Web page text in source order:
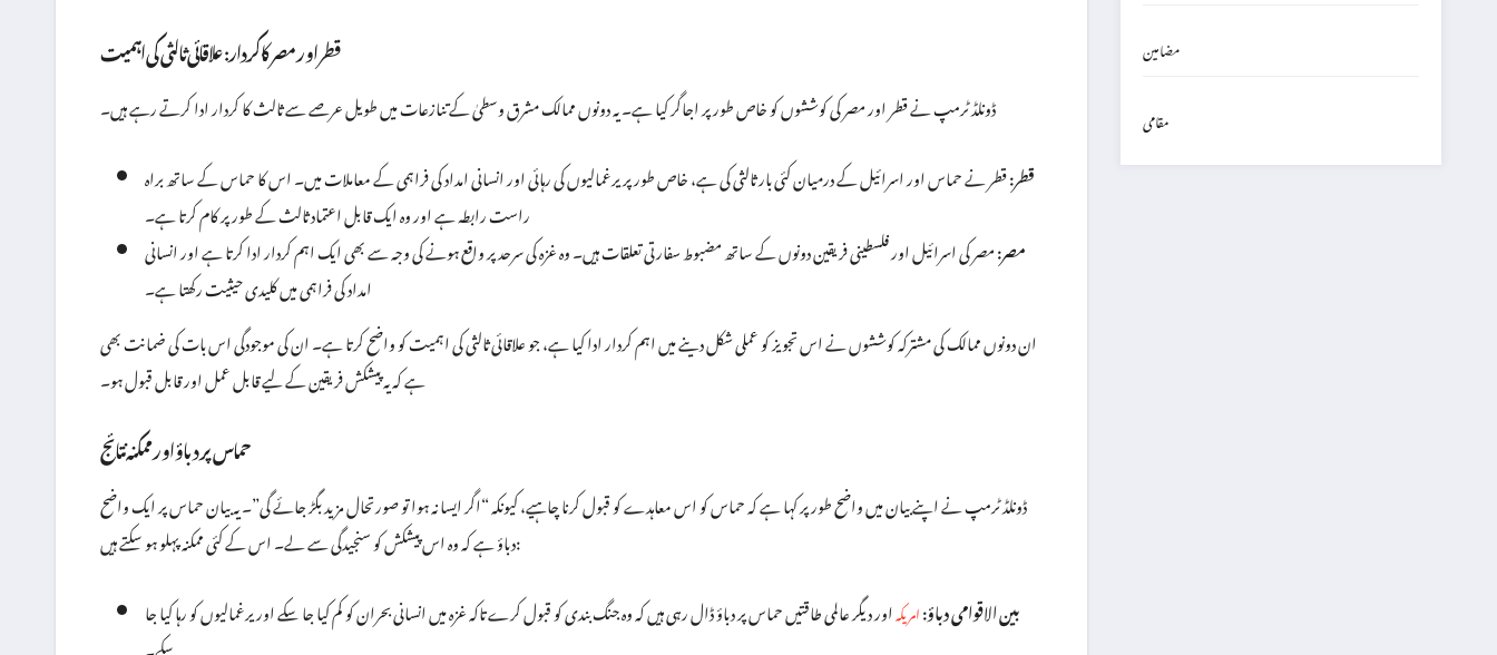
قطر اور مصر کا کردار: علاقائی ثالثی کی اہمیت
ڈونلڈ ٹرمپ نے قطر اور مصر کی کوششوں کو خاص طور پر اجاگر کیا ہے۔ یہ دونوں ممالک مشرق وسطیٰ کے تنازعات میں طویل عرصے سے ثالث کا کردار ادا کرتے رہے ہیں۔
قطر:قطر نے حماس اور اسرائیل کے درمیان کئی بار ثالثی کی ہے، خاص طور پر یرغمالیوں کی رہائی اور انسانی امداد کی فراہمی کے معاملات میں۔ اس کا حماس کے ساتھ براہ
راست رابطہ ہے اور وہ ایک قابل اعتماد ثالث کے طور پر کام کرتا ہے۔
مصر:مصر کی اسرائیل اور فلسطینی فریقین دونوں کے ساتھ مضبوط سفارتی تعلقات ہیں۔ وہ غزہ کی سرحد پر واقع ہونے کی وجہ سے بھی ایک اہم کردار ادا کرتا ہے اور انسانی
امداد کی فراہمی میں کلیدی حیثیت رکھتا ہے۔
ان دونوں ممالک کی مشترکہ کوششوں نے اس تجویز کو عملی شکل دینے میں اہم کردار ادا کیا ہے، جو علاقائی ثالثی کی اہمیت کو واضح کرتا ہے۔ ان کی موجودگی اس بات کی ضمانت بھی
ہے کہ یہ پیشکش فریقین کے لیے قابل عمل اور قابل قبول ہو۔
حماس پر دباؤ اور ممکنہ نتائج
ڈونلڈ ٹرمپ نے اپنے بیان میں واضح طور پر کہا ہے کہ حماس کو اس معاہدے کو قبول کرنا چاہیے، کیونکہ “اگر ایسا نہ ہوا تو صورتحال مزید بگڑ جائے گی”۔ یہ بیان حماس پر ایک واضح
دباؤ ہے کہ وہ اس پیشکش کو سنجیدگی سے لے۔ اس کے کئی ممکنہ پہلو ہو سکتے ہیں:
بین الاقوامی دباؤ:امریکہاور دیگر عالمی طاقتیں حماس پر دباؤ ڈال رہی ہیں کہ وہ جنگ بندی کو قبول کرے تاکہ غزہ میں انسانی بحران کو کم کیا جا سکے اور یرغمالیوں کو رہا کیا جا
سکے۔
مضامین
مقامی